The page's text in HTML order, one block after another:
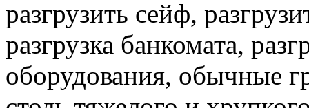
разгрузить сейф,
разгрузка банкомата,
оборудования, обычные